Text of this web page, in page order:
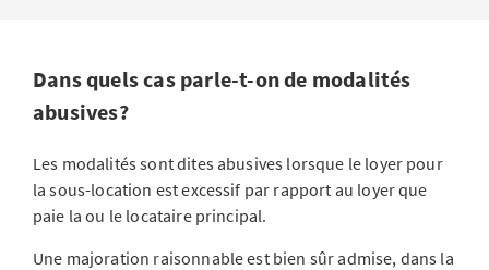
Dans quels cas parle-t-on de modalités
abusives?
Les modalités sont dites abusives lorsque le loyer pour
la sous-location est excessif par rapport au loyer que
paie la ou le locataire principal.
Une majoration raisonnable est bien sûr admise, dans la